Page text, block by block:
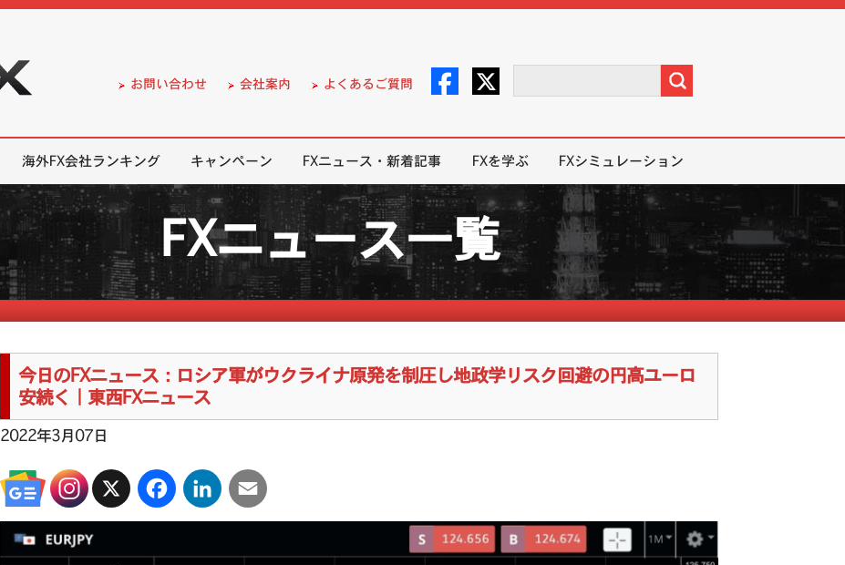
お問い合わせ 会社案内 よくあるご質問
海外FX会社ランキング キャンペーン FXニュース・新着記事 FXを学ぶ FXシミュレーション
FXニュース一覧
今日のFXニュース：ロシア軍がウクライナ原発を制圧し地政学リスク回避の円高ユーロ
安続く｜東西FXニュース
2022年3月07日
X FacebookLinkedInEmail